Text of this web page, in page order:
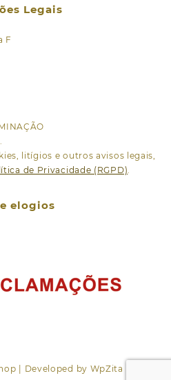
Legais
F
litígios e outros avisos legais,
de Privacidade (RGPD)
elogios
| Developed by WpZita